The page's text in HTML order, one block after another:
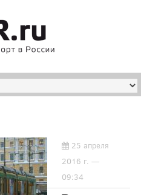
25 апреля
2016 г. —
09:34